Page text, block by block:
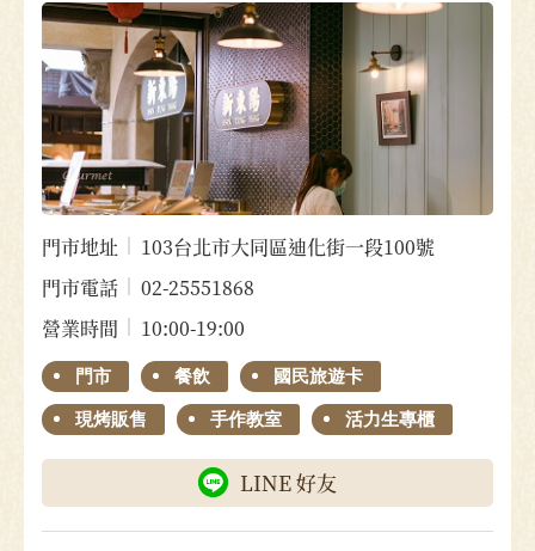
門市地址
103台北市大同區迪化街一段100號
門市電話
02-25551868
營業時間
10:00-19:00
門市 餐飲 國民旅遊卡
現烤販售 手作教室 活力生專櫃
LINE 好友